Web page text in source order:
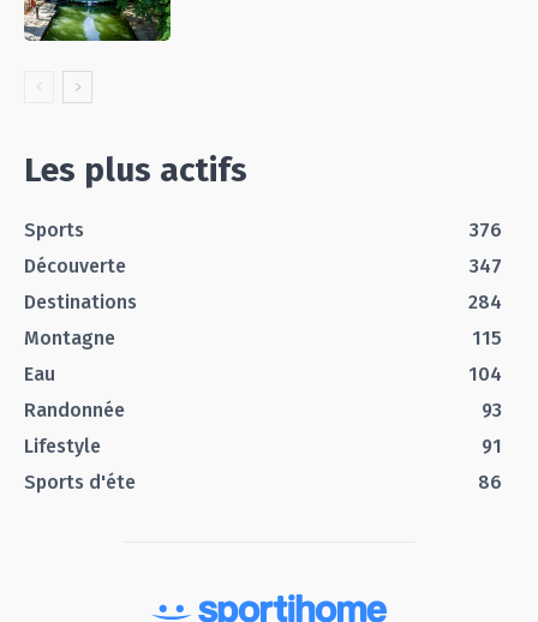
Les plus actifs
Sports
376
Découverte
347
Destinations
284
Montagne
115
Eau
104
Randonnée
93
Lifestyle
91
Sports d'éte
86